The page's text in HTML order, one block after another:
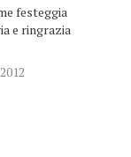
festeggia
e ringrazia